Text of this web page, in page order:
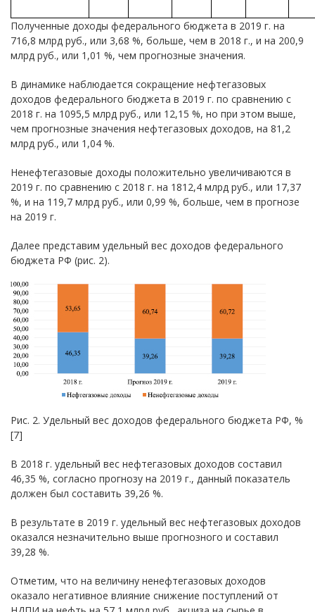
Полученные доходы федерального бюджета в 2019 г. на
716,8 млрд руб., или 3,68 %, больше, чем в 2018 г., и на 200,9
млрд руб., или 1,01 %, чем прогнозные значения.
В динамике наблюдается сокращение нефтегазовых
доходов федерального бюджета в 2019 г. по сравнению с
2018 г. на 1095,5 млрд руб., или 12,15 %, но при этом выше,
чем прогнозные значения нефтегазовых доходов, на 81,2
млрд руб., или 1,04 %.
Ненефтегазовые доходы положительно увеличиваются в
2019 г. по сравнению с 2018 г. на 1812,4 млрд руб., или 17,37
%, и на 119,7 млрд руб., или 0,99 %, больше, чем в прогнозе
на 2019 г.
Далее представим удельный вес доходов федерального
бюджета РФ (рис. 2).
Рис. 2. Удельный вес доходов федерального бюджета РФ, %
[7]
В 2018 г. удельный вес нефтегазовых доходов составил
46,35 %, согласно прогнозу на 2019 г., данный показатель
должен был составить 39,26 %.
В результате в 2019 г. удельный вес нефтегазовых доходов
оказался незначительно выше прогнозного и составил
39,28 %.
Отметим, что на величину ненефтегазовых доходов
оказало негативное влияние снижение поступлений от